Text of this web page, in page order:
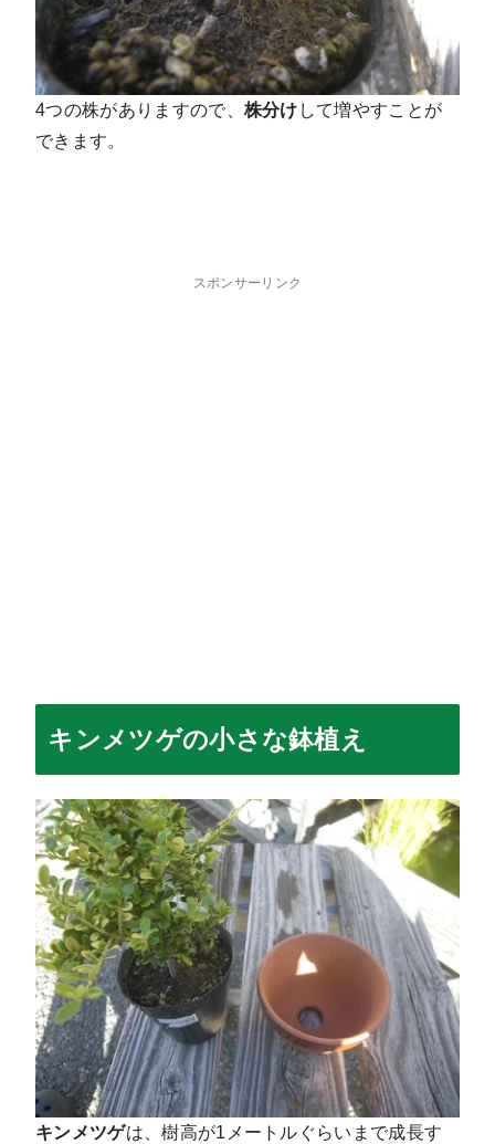
4つの株がありますので、 株分け して増やすことが
できます。
スポンサーリンク
キンメツゲの小さな鉢植え
キンメツゲは、樹高が1メートルぐらいまで成長す